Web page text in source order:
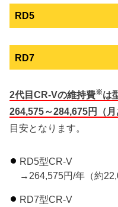
RD5
RD7
2代目CR-Vの維持費※は
264,575～284,675円（
目安となります。
RD5型CR-V
→264,575円/年（約
RD7型CR-V